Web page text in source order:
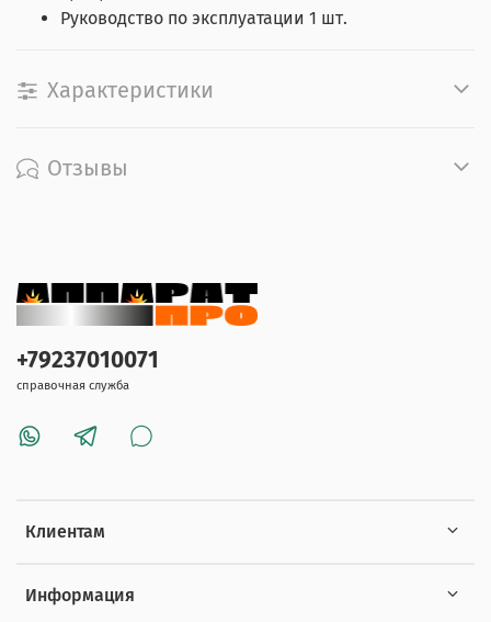
Руководство по эксплуатации 1 шт.
Характеристики
Отзывы
Клиентам
Информация
+79237010071
справочная служба